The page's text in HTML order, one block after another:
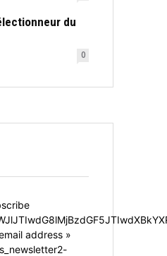
du
0
address »